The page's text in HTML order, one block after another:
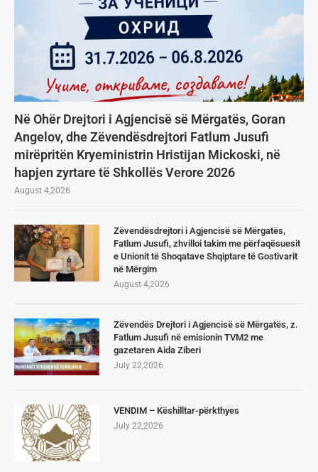
Në Ohër Drejtori i Agjencisë së Mërgatës, Goran
Angelov, dhe Zëvendësdrejtori Fatlum Jusufi
mirëpritën Kryeministrin Hristijan Mickoski, në
hapjen zyrtare të Shkollës Verore 2026
August 4,2026
Zëvendësdrejtori i Agjencisë së Mërgatës,
Fatlum Jusufi, zhvilloi takim me përfaqësuesit
e Unionit të Shoqatave Shqiptare të Gostivarit
në Mërgim
August 4,2026
Zëvendës Drejtori i Agjencisë së Mërgatës, z.
Fatlum Jusufi në emisionin TVM2 me
gazetaren Aida Ziberi
July 22,2026
VENDIM – Këshilltar-përkthyes
July 22,2026